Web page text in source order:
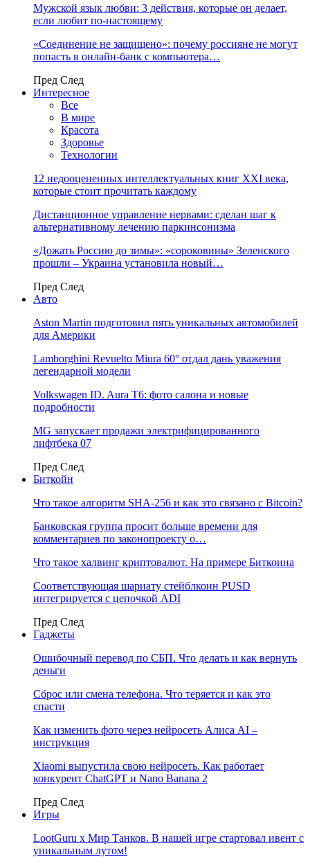
Мужской язык любви: 3 действия, которые он делает,
если любит по-настоящему
«Соединение не защищено»: почему россияне не могут
попасть в онлайн-банк с компьютера…
Пред След
Интересное
Все
В мире
Красота
Здоровье
Технологии
12 недооцененных интеллектуальных книг XXI века,
которые стоит прочитать каждому
Дистанционное управление нервами: сделан шаг к
альтернативному лечению паркинсонизма
«Дожать Россию до зимы»: «сороковины» Зеленского
прошли – Украина установила новый…
Пред След
Авто
Aston Martin подготовил пять уникальных автомобилей
для Америки
Lamborghini Revuelto Miura 60° отдал дань уважения
легендарной модели
Volkswagen ID. Aura T6: фото салона и новые
подробности
MG запускает продажи электрифицированного
лифтбека 07
Пред След
Биткойн
Что такое алгоритм SHA-256 и как это связано с Bitcoin?
Банковская группа просит больше времени для
комментариев по законопроекту о…
Что такое халвинг криптовалют. На примере Биткоина
Соответствующая шариату стейблкоин PUSD
интегрируется с цепочкой ADI
Пред След
Гаджеты
Ошибочный перевод по СБП. Что делать и как вернуть
деньги
Сброс или смена телефона. Что теряется и как это
спасти
Как изменить фото через нейросеть Алиса AI –
инструкция
Xiaomi выпустила свою нейросеть. Как работает
конкурент ChatGPT и Nano Banana 2
Пред След
Игры
LootGuru x Мир Танков. В нашей игре стартовал ивент с
уникальным лутом!